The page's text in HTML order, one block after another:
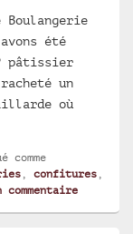
été
pâtissier
un
où
de La Fée
comme
, confitures ,